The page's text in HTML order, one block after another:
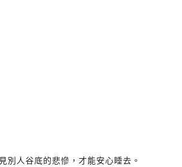
別人谷底的悲慘，才能安心睡去。